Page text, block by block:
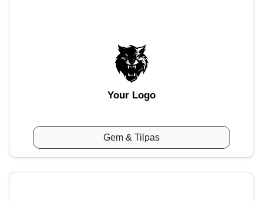
Your Logo
Gem & Tilpas